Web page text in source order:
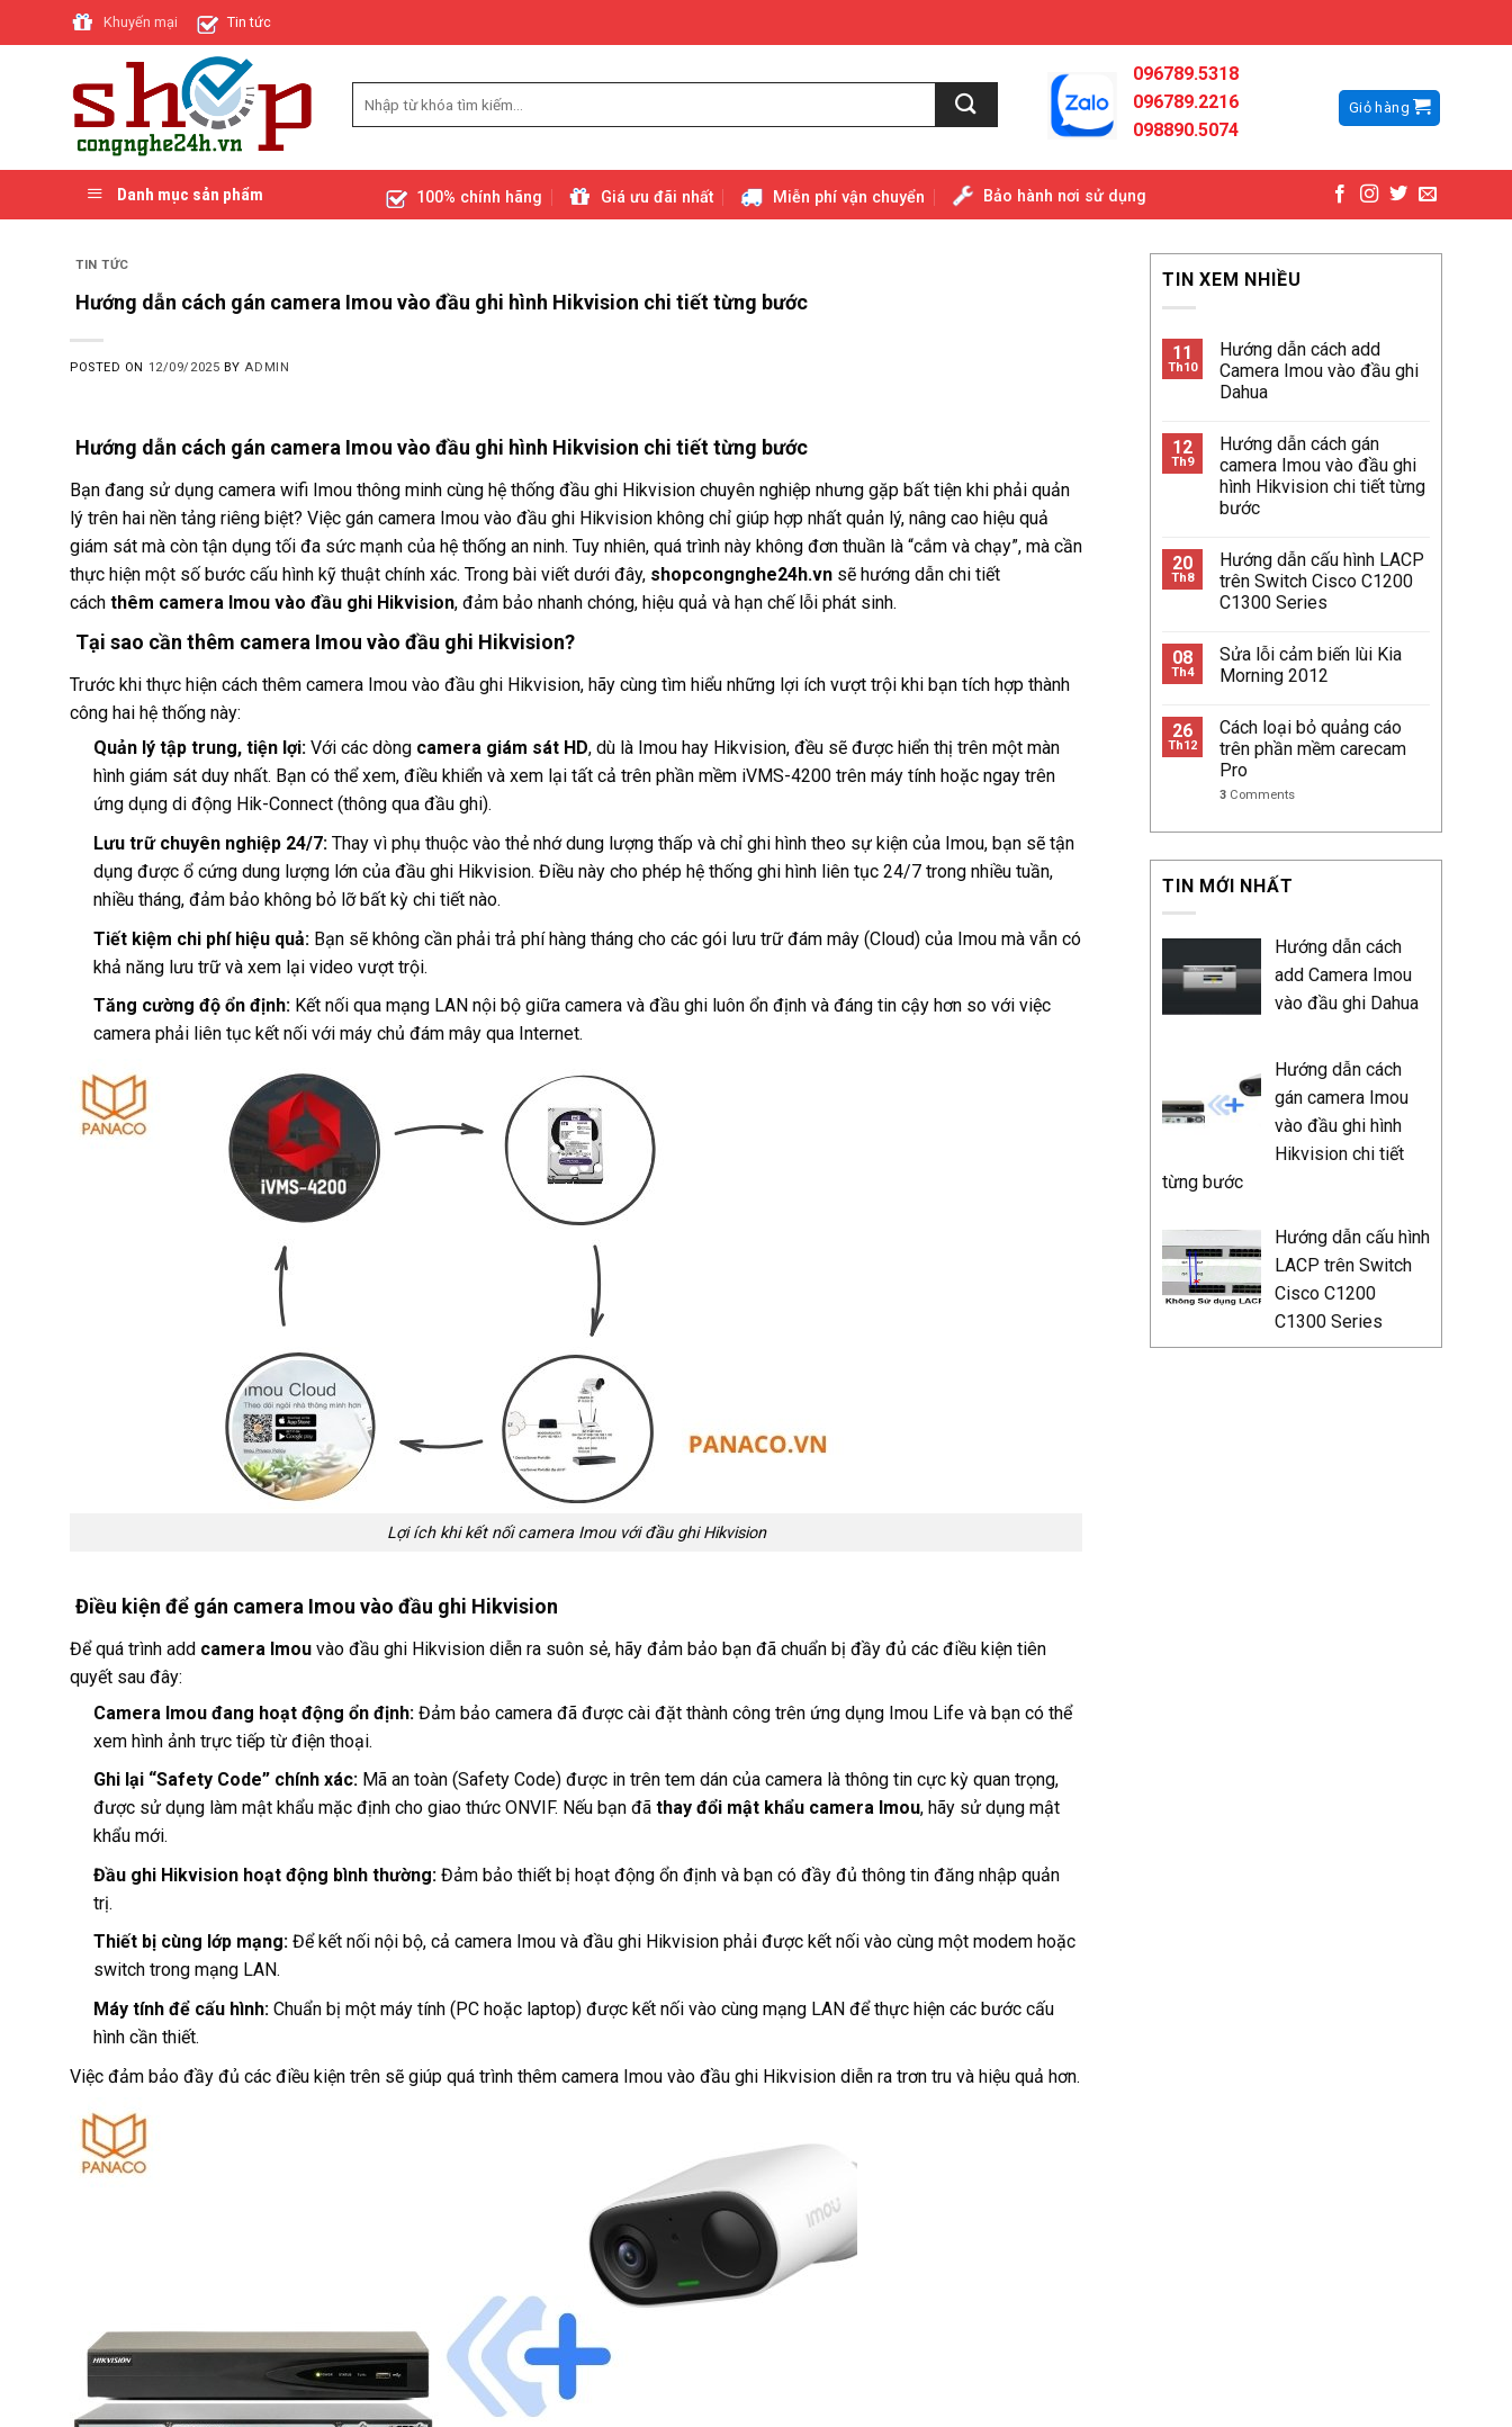
to
Khuyến mại Tin tức
096789.5318
096789.2216
098890.5074
Giỏ hàng
Danh mục sản phẩm 100% chính hãng Giá ưu đãi nhất Miễn phí vận chuyển Bảo hành nơi sử dụng
TIN TỨC
Hướng dẫn cách gán camera Imou vào đầu ghi hình Hikvision chi tiết từng bước
POSTED ON 12/09/2025 BY ADMIN
Hướng dẫn cách gán camera Imou vào đầu ghi hình Hikvision chi tiết từng bước
Bạn đang sử dụng camera wifi Imou thông minh cùng hệ thống đầu ghi Hikvision chuyên nghiệp nhưng gặp bất tiện khi phải quản
lý trên hai nền tảng riêng biệt? Việc gán camera Imou vào đầu ghi Hikvision không chỉ giúp hợp nhất quản lý, nâng cao hiệu quả
giám sát mà còn tận dụng tối đa sức mạnh của hệ thống an ninh. Tuy nhiên, quá trình này không đơn thuần là “cắm và chạy”, mà cần
thực hiện một số bước cấu hình kỹ thuật chính xác. Trong bài viết dưới đây, shopcongnghe24h.vn sẽ hướng dẫn chi tiết
cách thêm camera Imou vào đầu ghi Hikvision, đảm bảo nhanh chóng, hiệu quả và hạn chế lỗi phát sinh.
Tại sao cần thêm camera Imou vào đầu ghi Hikvision?
Trước khi thực hiện cách thêm camera Imou vào đầu ghi Hikvision, hãy cùng tìm hiểu những lợi ích vượt trội khi bạn tích hợp thành
công hai hệ thống này:
Quản lý tập trung, tiện lợi:Với các dòng camera giám sát HD, dù là Imou hay Hikvision, đều sẽ được hiển thị trên một màn
hình giám sát duy nhất. Bạn có thể xem, điều khiển và xem lại tất cả trên phần mềm iVMS-4200 trên máy tính hoặc ngay trên
ứng dụng di động Hik-Connect (thông qua đầu ghi).
Lưu trữ chuyên nghiệp 24/7:Thay vì phụ thuộc vào thẻ nhớ dung lượng thấp và chỉ ghi hình theo sự kiện của Imou, bạn sẽ tận
dụng được ổ cứng dung lượng lớn của đầu ghi Hikvision. Điều này cho phép hệ thống ghi hình liên tục 24/7 trong nhiều tuần,
nhiều tháng, đảm bảo không bỏ lỡ bất kỳ chi tiết nào.
Tiết kiệm chi phí hiệu quả:Bạn sẽ không cần phải trả phí hàng tháng cho các gói lưu trữ đám mây (Cloud) của Imou mà vẫn có
khả năng lưu trữ và xem lại video vượt trội.
Tăng cường độ ổn định:Kết nối qua mạng LAN nội bộ giữa camera và đầu ghi luôn ổn định và đáng tin cậy hơn so với việc
camera phải liên tục kết nối với máy chủ đám mây qua Internet.
Lợi ích khi kết nối camera Imou với đầu ghi Hikvision
Điều kiện để gán camera Imou vào đầu ghi Hikvision
Để quá trình add camera Imou vào đầu ghi Hikvision diễn ra suôn sẻ, hãy đảm bảo bạn đã chuẩn bị đầy đủ các điều kiện tiên
quyết sau đây:
Camera Imou đang hoạt động ổn định:Đảm bảo camera đã được cài đặt thành công trên ứng dụng Imou Life và bạn có thể
xem hình ảnh trực tiếp từ điện thoại.
Ghi lại “Safety Code” chính xác:Mã an toàn (Safety Code) được in trên tem dán của camera là thông tin cực kỳ quan trọng,
được sử dụng làm mật khẩu mặc định cho giao thức ONVIF. Nếu bạn đã thay đổi mật khẩu camera Imou, hãy sử dụng mật
khẩu mới.
Đầu ghi Hikvision hoạt động bình thường:Đảm bảo thiết bị hoạt động ổn định và bạn có đầy đủ thông tin đăng nhập quản
trị.
Thiết bị cùng lớp mạng:Để kết nối nội bộ, cả camera Imou và đầu ghi Hikvision phải được kết nối vào cùng một modem hoặc
switch trong mạng LAN.
Máy tính để cấu hình:Chuẩn bị một máy tính (PC hoặc laptop) được kết nối vào cùng mạng LAN để thực hiện các bước cấu
hình cần thiết.
Việc đảm bảo đầy đủ các điều kiện trên sẽ giúp quá trình thêm camera Imou vào đầu ghi Hikvision diễn ra trơn tru và hiệu quả hơn.
TIN XEM NHIỀU
11
Th10
Hướng dẫn cách add
Camera Imou vào đầu ghi
Dahua
12
Th9
Hướng dẫn cách gán
camera Imou vào đầu ghi
hình Hikvision chi tiết từng
bước
20
Th8
Hướng dẫn cấu hình LACP
trên Switch Cisco C1200
C1300 Series
08
Th4
Sửa lỗi cảm biến lùi Kia
Morning 2012
26
Th12
Cách loại bỏ quảng cáo
trên phần mềm carecam
Pro
3 Comments
TIN MỚI NHẤT
Hướng dẫn cách
add Camera Imou
vào đầu ghi Dahua
Hướng dẫn cách
gán camera Imou
vào đầu ghi hình
Hikvision chi tiết
từng bước
Hướng dẫn cấu hình
LACP trên Switch
Cisco C1200
C1300 Series